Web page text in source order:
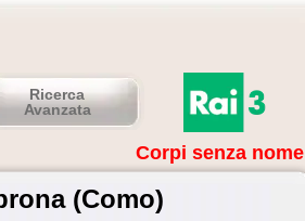
Ricerca
Avanzata
Corpi senza nome
(Como)